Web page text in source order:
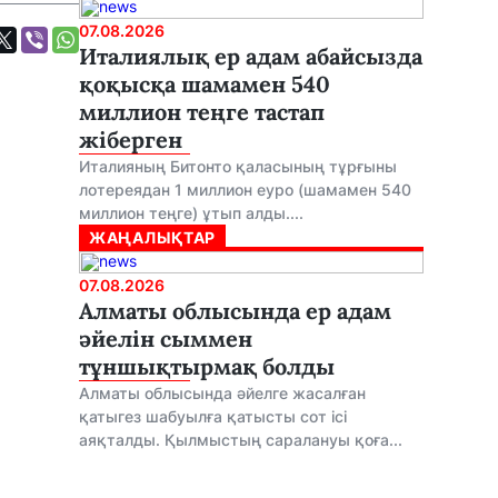
07.08.2026
Италиялық ер адам абайсызда
қоқысқа шамамен 540
миллион теңге тастап
жіберген
Италияның Битонто қаласының тұрғыны
лотереядан 1 миллион еуро (шамамен 540
миллион теңге) ұтып алды....
ЖАҢАЛЫҚТАР
07.08.2026
Алматы облысында ер адам
әйелін сыммен
тұншықтырмақ болды
Алматы облысында әйелге жасалған
қатыгез шабуылға қатысты сот ісі
аяқталды. Қылмыстың саралануы қоға...